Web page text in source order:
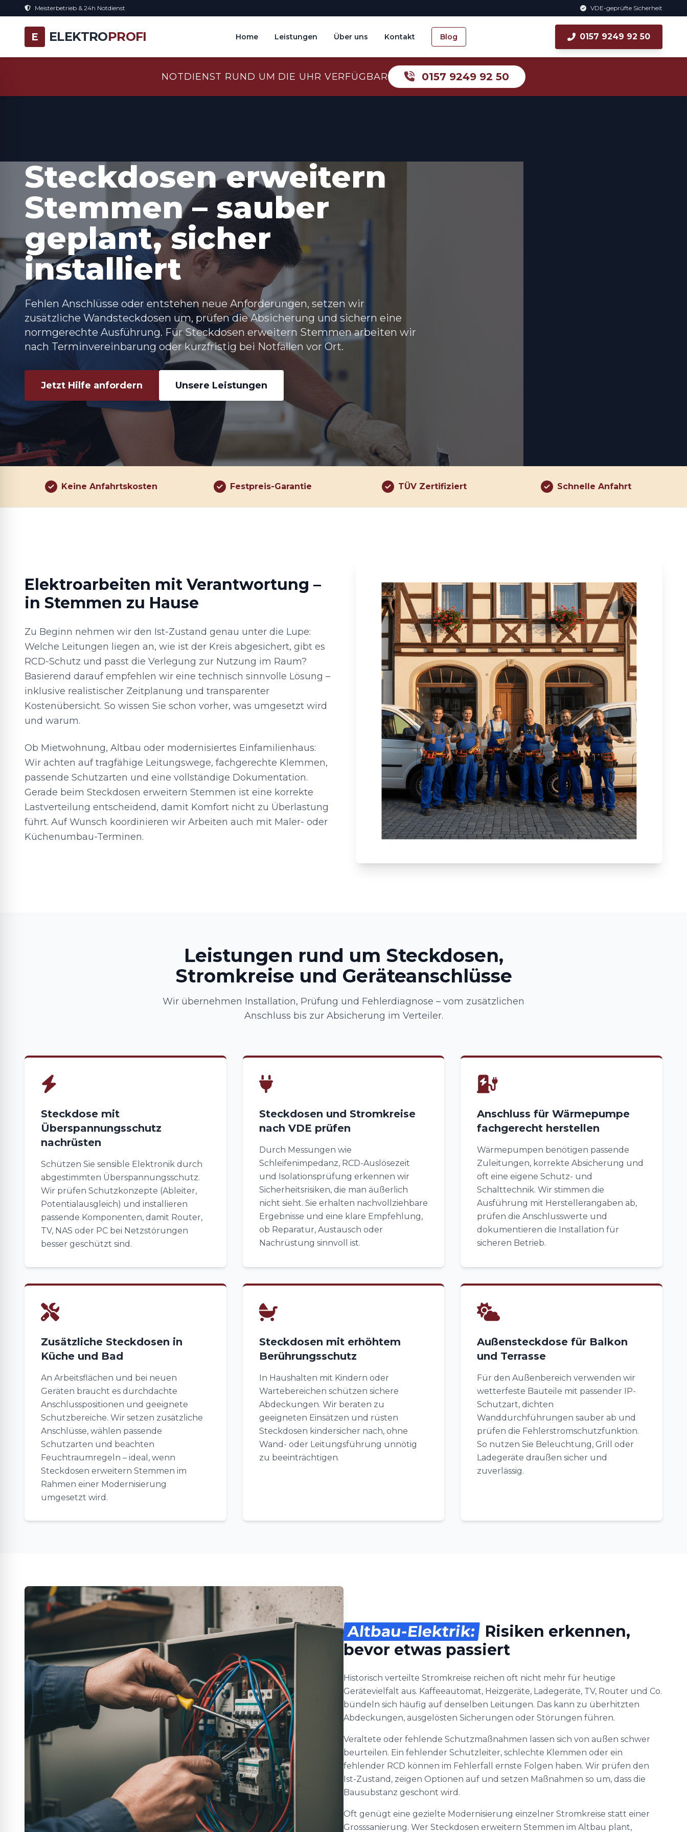
Meisterbetrieb & 24h Notdienst VDE-geprüfte Sicherheit
E ELEKTROPROFI Home Leistungen Über uns Kontakt Blog 0157 9249 92 50
NOTDIENST RUND UM DIE UHR VERFÜGBAR 0157 9249 92 50
Steckdosen erweitern
Stemmen – sauber
geplant, sicher
installiert
Fehlen Anschlüsse oder entstehen neue Anforderungen, setzen wir
zusätzliche Wandsteckdosen um, prüfen die Absicherung und sichern eine
normgerechte Ausführung. Für Steckdosen erweitern Stemmen arbeiten wir
nach Terminvereinbarung oder kurzfristig bei Notfällen vor Ort.
Jetzt Hilfe anfordern Unsere Leistungen
Keine Anfahrtskosten Festpreis-Garantie TÜV Zertifiziert Schnelle Anfahrt
Elektroarbeiten mit Verantwortung –
in Stemmen zu Hause
Zu Beginn nehmen wir den Ist-Zustand genau unter die Lupe:
Welche Leitungen liegen an, wie ist der Kreis abgesichert, gibt es
RCD-Schutz und passt die Verlegung zur Nutzung im Raum?
Basierend darauf empfehlen wir eine technisch sinnvolle Lösung –
inklusive realistischer Zeitplanung und transparenter
Kostenübersicht. So wissen Sie schon vorher, was umgesetzt wird
und warum.
Ob Mietwohnung, Altbau oder modernisiertes Einfamilienhaus:
Wir achten auf tragfähige Leitungswege, fachgerechte Klemmen,
passende Schutzarten und eine vollständige Dokumentation.
Gerade beim Steckdosen erweitern Stemmen ist eine korrekte
Lastverteilung entscheidend, damit Komfort nicht zu Überlastung
führt. Auf Wunsch koordinieren wir Arbeiten auch mit Maler- oder
Küchenumbau-Terminen.
Leistungen rund um Steckdosen,
Stromkreise und Geräteanschlüsse
Wir übernehmen Installation, Prüfung und Fehlerdiagnose – vom zusätzlichen
Anschluss bis zur Absicherung im Verteiler.
Steckdose mit
Überspannungsschutz
nachrüsten
Schützen Sie sensible Elektronik durch
abgestimmten Überspannungsschutz.
Wir prüfen Schutzkonzepte (Ableiter,
Potentialausgleich) und installieren
passende Komponenten, damit Router,
TV, NAS oder PC bei Netzstörungen
besser geschützt sind.
Steckdosen und Stromkreise
nach VDE prüfen
Durch Messungen wie
Schleifenimpedanz, RCD-Auslösezeit
und Isolationsprüfung erkennen wir
Sicherheitsrisiken, die man äußerlich
nicht sieht. Sie erhalten nachvollziehbare
Ergebnisse und eine klare Empfehlung,
ob Reparatur, Austausch oder
Nachrüstung sinnvoll ist.
Anschluss für Wärmepumpe
fachgerecht herstellen
Wärmepumpen benötigen passende
Zuleitungen, korrekte Absicherung und
oft eine eigene Schutz- und
Schalttechnik. Wir stimmen die
Ausführung mit Herstellerangaben ab,
prüfen die Anschlusswerte und
dokumentieren die Installation für
sicheren Betrieb.
Zusätzliche Steckdosen in
Küche und Bad
An Arbeitsflächen und bei neuen
Geräten braucht es durchdachte
Anschlusspositionen und geeignete
Schutzbereiche. Wir setzen zusätzliche
Anschlüsse, wählen passende
Schutzarten und beachten
Feuchtraumregeln – ideal, wenn
Steckdosen erweitern Stemmen im
Rahmen einer Modernisierung
umgesetzt wird.
Steckdosen mit erhöhtem
Berührungsschutz
In Haushalten mit Kindern oder
Wartebereichen schützen sichere
Abdeckungen. Wir beraten zu
geeigneten Einsätzen und rüsten
Steckdosen kindersicher nach, ohne
Wand- oder Leitungsführung unnötig
zu beeinträchtigen.
Außensteckdose für Balkon
und Terrasse
Für den Außenbereich verwenden wir
wetterfeste Bauteile mit passender IP-
Schutzart, dichten
Wanddurchführungen sauber ab und
prüfen die Fehlerstromschutzfunktion.
So nutzen Sie Beleuchtung, Grill oder
Ladegeräte draußen sicher und
zuverlässig.
Altbau-Elektrik: Risiken erkennen,
bevor etwas passiert
Historisch verteilte Stromkreise reichen oft nicht mehr für heutige
Gerätevielfalt aus. Kaffeeautomat, Heizgeräte, Ladegeräte, TV, Router und Co.
bündeln sich häufig auf denselben Leitungen. Das kann zu überhitzten
Abdeckungen, ausgelösten Sicherungen oder Störungen führen.
Veraltete oder fehlende Schutzmaßnahmen lassen sich von außen schwer
beurteilen. Ein fehlender Schutzleiter, schlechte Klemmen oder ein
fehlender RCD können im Fehlerfall ernste Folgen haben. Wir prüfen den
Ist-Zustand, zeigen Optionen auf und setzen Maßnahmen so um, dass die
Bausubstanz geschont wird.
Oft genügt eine gezielte Modernisierung einzelner Stromkreise statt einer
Grosssanierung. Wer Steckdosen erweitern Stemmen im Altbau plant,